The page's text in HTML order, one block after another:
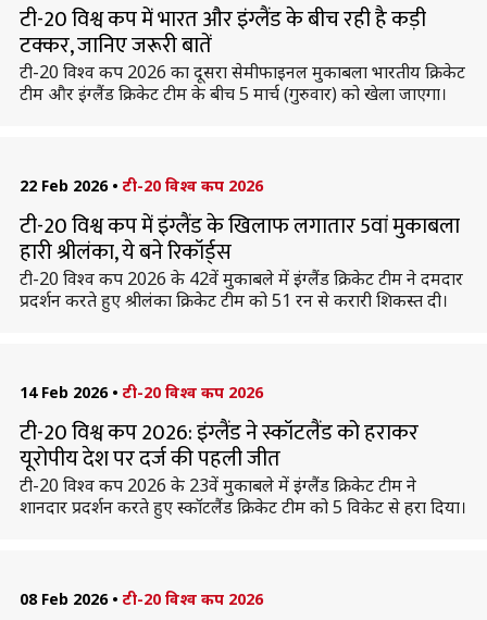
टी-20 विश्व कप में भारत और इंग्लैंड के बीच रही है कड़ी
टक्कर, जानिए जरूरी बातें
टी-20 विश्व कप 2026 का दूसरा सेमीफाइनल मुकाबला भारतीय क्रिकेट
टीम और इंग्लैंड क्रिकेट टीम के बीच 5 मार्च (गुरुवार) को खेला जाएगा।
22 Feb 2026 • टी-20 विश्व कप 2026
टी-20 विश्व कप में इंग्लैंड के खिलाफ लगातार 5वां मुकाबला
हारी श्रीलंका, ये बने रिकॉर्ड्स
टी-20 विश्व कप 2026 के 42वें मुकाबले में इंग्लैंड क्रिकेट टीम ने दमदार
प्रदर्शन करते हुए श्रीलंका क्रिकेट टीम को 51 रन से करारी शिकस्त दी।
14 Feb 2026 • टी-20 विश्व कप 2026
टी-20 विश्व कप 2026: इंग्लैंड ने स्कॉटलैंड को हराकर
यूरोपीय देश पर दर्ज की पहली जीत
टी-20 विश्व कप 2026 के 23वें मुकाबले में इंग्लैंड क्रिकेट टीम ने
शानदार प्रदर्शन करते हुए स्कॉटलैंड क्रिकेट टीम को 5 विकेट से हरा दिया।
08 Feb 2026 • टी-20 विश्व कप 2026